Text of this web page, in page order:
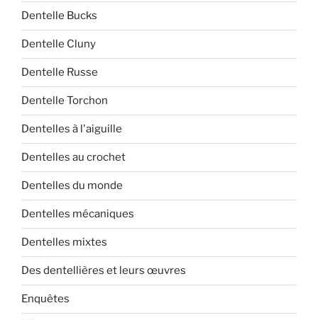
Dentelle Bucks
Dentelle Cluny
Dentelle Russe
Dentelle Torchon
Dentelles à l'aiguille
Dentelles au crochet
Dentelles du monde
Dentelles mécaniques
Dentelles mixtes
Des dentellières et leurs œuvres
Enquêtes